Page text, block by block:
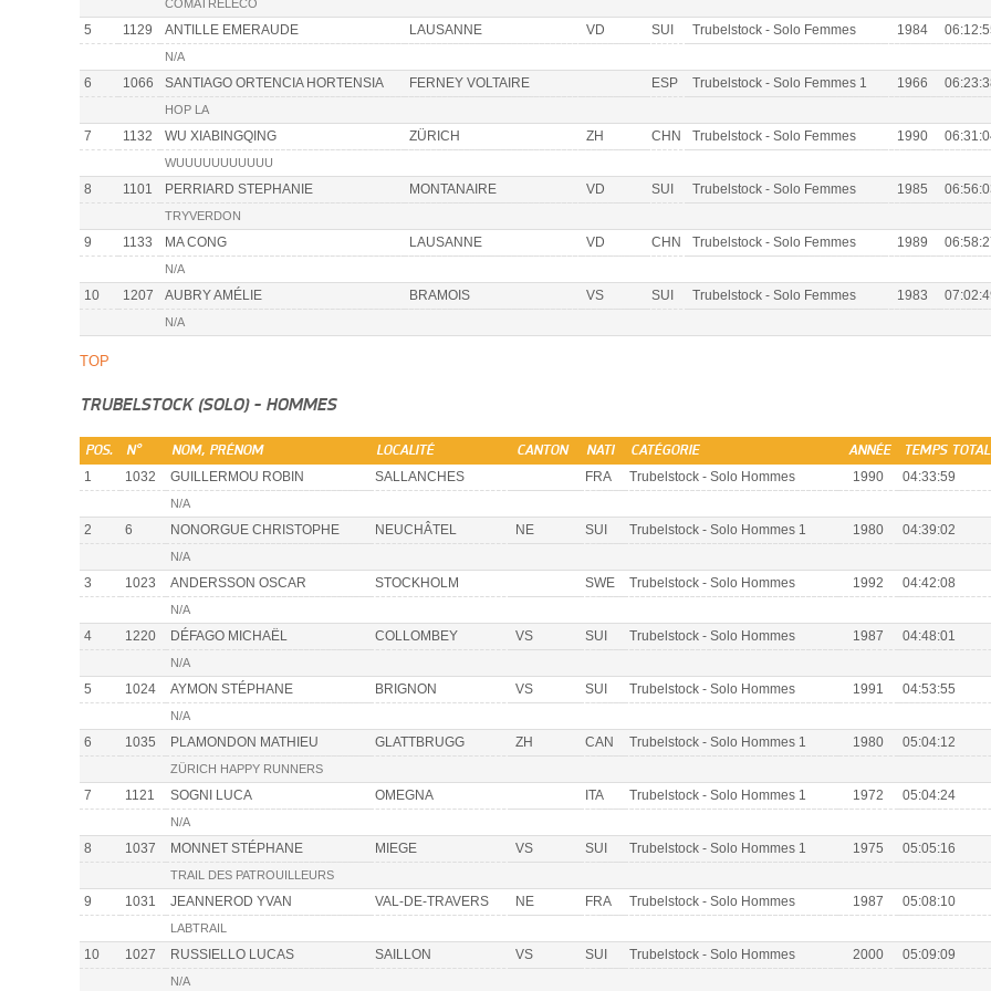
COMATRELECO
5 1129 ANTILLE EMERAUDE LAUSANNE VD SUI Trubelstock - Solo Femmes 1984
N/A
6 1066 SANTIAGO ORTENCIA HORTENSIA FERNEY VOLTAIRE ESP Trubelstock - Solo Femmes 1 1966
HOP LA
7 1132 WU XIABINGQING ZÜRICH ZH CHN Trubelstock - Solo Femmes 1990
WUUUUUUUUUUU
8 1101 PERRIARD STEPHANIE MONTANAIRE VD SUI Trubelstock - Solo Femmes 1985
TRYVERDON
9 1133 MA CONG LAUSANNE VD CHN Trubelstock - Solo Femmes 1989
N/A
10 1207 AUBRY AMÉLIE BRAMOIS VS SUI Trubelstock - Solo Femmes 1983
N/A
TOP
TRUBELSTOCK (SOLO) - HOMMES
POS. N° NOM, PRÉNOM LOCALITÉ CANTON NATI CATÉGORIE ANNÉE TEMPS TOTAL
1 1032 GUILLERMOU ROBIN SALLANCHES FRA Trubelstock - Solo Hommes 1990 04:33:59
N/A
2 6 NONORGUE CHRISTOPHE NEUCHÂTEL NE SUI Trubelstock - Solo Hommes 1 1980 04:39:02
N/A
3 1023 ANDERSSON OSCAR STOCKHOLM SWE Trubelstock - Solo Hommes 1992 04:42:08
N/A
4 1220 DÉFAGO MICHAËL COLLOMBEY VS SUI Trubelstock - Solo Hommes 1987 04:48:01
N/A
5 1024 AYMON STÉPHANE BRIGNON VS SUI Trubelstock - Solo Hommes 1991 04:53:55
N/A
6 1035 PLAMONDON MATHIEU GLATTBRUGG ZH CAN Trubelstock - Solo Hommes 1 1980 05:04:12
ZÜRICH HAPPY RUNNERS
7 1121 SOGNI LUCA OMEGNA ITA Trubelstock - Solo Hommes 1 1972 05:04:24
N/A
8 1037 MONNET STÉPHANE MIEGE VS SUI Trubelstock - Solo Hommes 1 1975 05:05:16
TRAIL DES PATROUILLEURS
9 1031 JEANNEROD YVAN VAL-DE-TRAVERS NE FRA Trubelstock - Solo Hommes 1987 05:08:10
LABTRAIL
10 1027 RUSSIELLO LUCAS SAILLON VS SUI Trubelstock - Solo Hommes 2000 05:09:09
N/A